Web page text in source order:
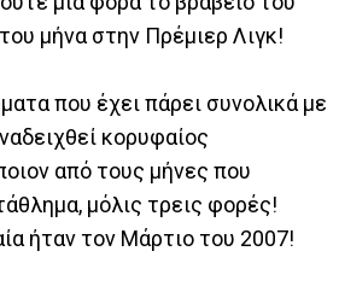
μήνα στην Πρέμιερ Λιγκ!
που έχει πάρει συνολικά με
κορυφαίος
από τους μήνες που
μόλις τρεις φορές!
ήταν τον Μάρτιο του 2007!